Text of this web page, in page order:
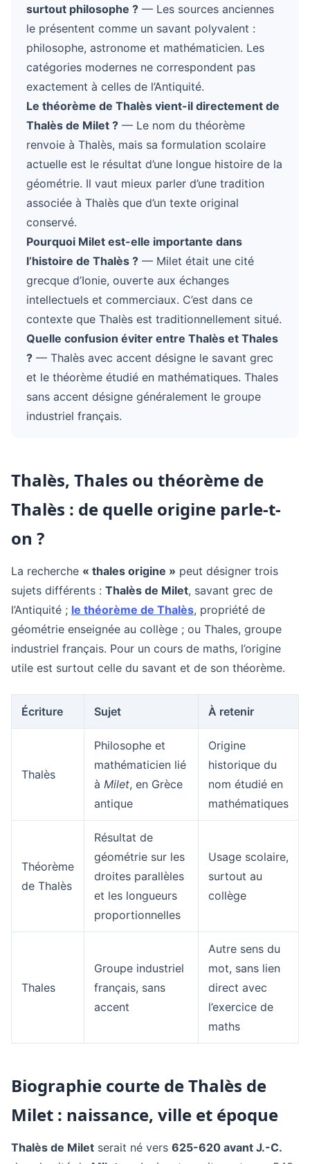
surtout philosophe ? — Les sources anciennes
le présentent comme un savant polyvalent :
philosophe, astronome et mathématicien. Les
catégories modernes ne correspondent pas
exactement à celles de l’Antiquité.
Le théorème de Thalès vient-il directement de
Thalès de Milet ? — Le nom du théorème
renvoie à Thalès, mais sa formulation scolaire
actuelle est le résultat d’une longue histoire de la
géométrie. Il vaut mieux parler d’une tradition
associée à Thalès que d’un texte original
conservé.
Pourquoi Milet est-elle importante dans
l’histoire de Thalès ? — Milet était une cité
grecque d’Ionie, ouverte aux échanges
intellectuels et commerciaux. C’est dans ce
contexte que Thalès est traditionnellement situé.
Quelle confusion éviter entre Thalès et Thales
? — Thalès avec accent désigne le savant grec
et le théorème étudié en mathématiques. Thales
sans accent désigne généralement le groupe
industriel français.
Thalès, Thales ou théorème de
Thalès : de quelle origine parle-t-
on ?
La recherche « thales origine » peut désigner trois
sujets différents : Thalès de Milet, savant grec de
l’Antiquité ; le théorème de Thalès, propriété de
géométrie enseignée au collège ; ou Thales, groupe
industriel français. Pour un cours de maths, l’origine
utile est surtout celle du savant et de son théorème.
Écriture Sujet À retenir
Thalès
Philosophe et
mathématicien lié
à Milet, en Grèce
antique
Origine
historique du
nom étudié en
mathématiques
Théorème
de Thalès
Résultat de
géométrie sur les
droites parallèles
et les longueurs
proportionnelles
Usage scolaire,
surtout au
collège
Thales
Groupe industriel
français, sans
accent
Autre sens du
mot, sans lien
direct avec
l’exercice de
maths
Biographie courte de Thalès de
Milet : naissance, ville et époque
Thalès de Milet serait né vers 625-620 avant J.-C.